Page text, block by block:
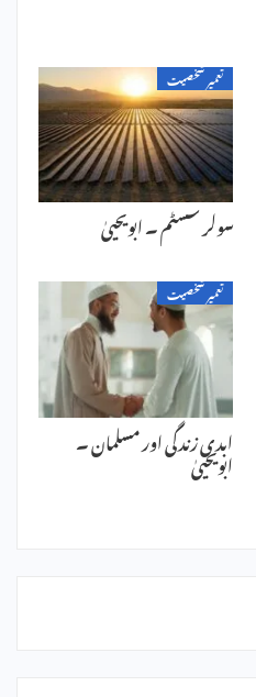
تعمیر شخصیت
سولر سسٹم ۔ ابویحییٰ
تعمیر شخصیت
ابدی زندگی اور مسلمان ۔
ابویحییٰ